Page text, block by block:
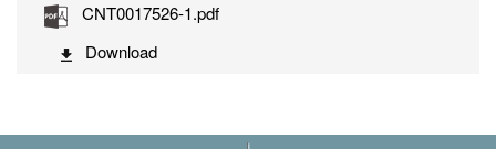
CNT0017526-1.pdf
Download